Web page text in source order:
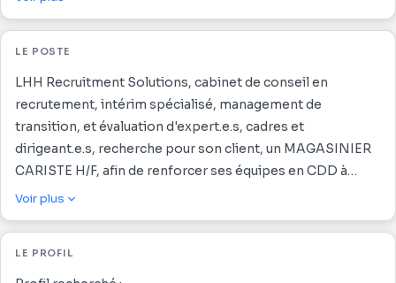
carrière dans un environnement de travail inspirant et
harmonieux.
LE POSTE
LHH Recruitment Solutions, cabinet de conseil en
recrutement, intérim spécialisé, management de
transition, et évaluation d'expert.e.s, cadres et
dirigeant.e.s, recherche pour son client, un MAGASINIER
CARISTE H/F, afin de renforcer ses équipes en CDD à
Cayenne.
Appliquer les procédures de fonctionnement interne
Dépoter les containers et participer aux contrôles de
Voir plus
LE PROFIL